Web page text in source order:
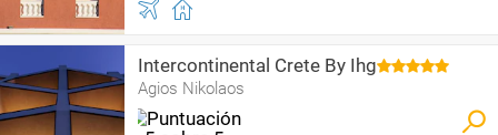
Intercontinental Crete By Ihg
Agios Nikolaos